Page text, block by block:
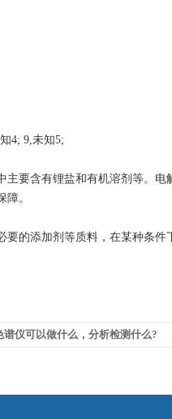
4; 9,未知5;
要含有锂盐和有机溶剂等。
。
的添加剂等质料，在某种条件
谱仪可以做什么，分析检测什么?